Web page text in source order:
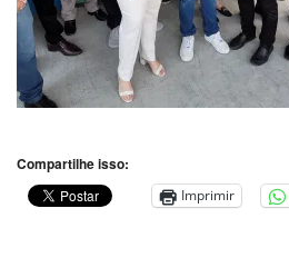
Compartilhe isso:
Imprimir